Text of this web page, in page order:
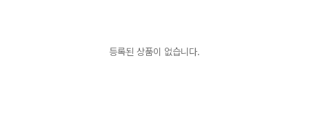
등록된 상품이 없습니다.